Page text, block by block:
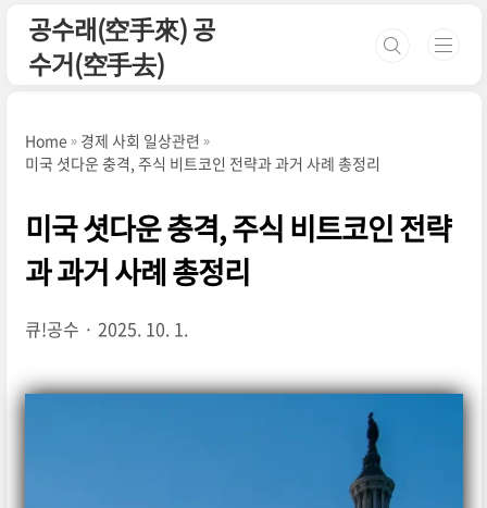
공수래(空手來) 공
수거(空手去)
Home
경제 사회 일상관련
미국 셧다운 충격, 주식 비트코인 전략과 과거 사례 총정리
미국 셧다운 충격, 주식 비트코인 전략
과 과거 사례 총정리
큐!공수 2025. 10. 1.